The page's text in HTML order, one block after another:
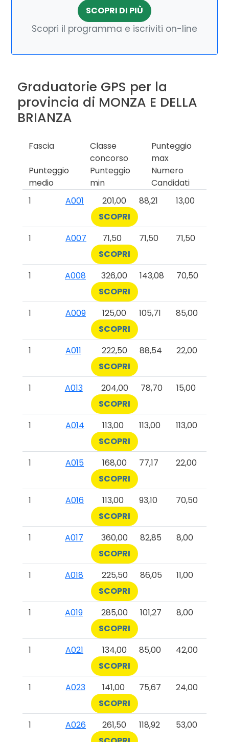
SCOPRI DI PIÙ
Scopri il programma e iscriviti on-line
Graduatorie GPS per la
provincia di MONZA E DELLA
BRIANZA
Fascia
Classe
concorso
Punteggio
max
Punteggio
medio
Punteggio
min
Numero
Candidati
1
A001 201,00 88,21
13,00
SCOPRI
1
A007 71,50 71,50
71,50
SCOPRI
1
A008 326,00 143,08
70,50
SCOPRI
1
A009 125,00 105,71
85,00
SCOPRI
1
A011 222,50 88,54
22,00
SCOPRI
1
A013 204,00 78,70
15,00
SCOPRI
1
A014 113,00 113,00
113,00
SCOPRI
1
A015 168,00 77,17
22,00
SCOPRI
1
A016 113,00 93,10
70,50
SCOPRI
1
A017 360,00 82,85
8,00
SCOPRI
1
A018 225,50 86,05
11,00
SCOPRI
1
A019 285,00 101,27
8,00
SCOPRI
1
A021 134,00 85,00
42,00
SCOPRI
1
A023 141,00 75,67
24,00
SCOPRI
1
A026 261,50 118,92
53,00